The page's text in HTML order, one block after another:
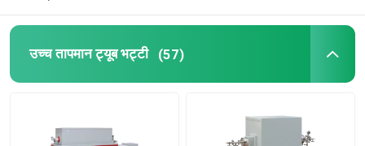
उच्च तापमान ट्यूब भट्टी (57)